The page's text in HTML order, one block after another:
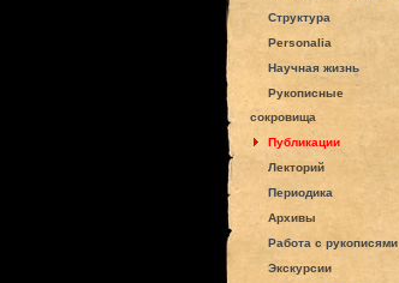
Структура
Personalia
Научная жизнь
Рукописные
сокровища
Публикации
Лекторий
Периодика
Архивы
Работа с рукописями
Экскурсии